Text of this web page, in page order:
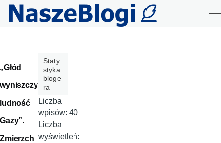
Przejdź do treści
„Głód
wyniszczy
ludność
Gazy”.
Zmierzch
Staty
styka
bloge
ra
Liczba
wpisów: 40
Liczba
wyświetleń: